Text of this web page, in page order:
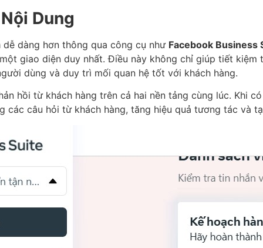
Dung
dàng hơn thông qua công cụ như Facebook Business
giao diện duy nhất. Điều này không chỉ giúp tiết
dùng và duy trì mối quan hệ tốt với khách hàng.
hồi từ khách hàng trên cả hai nền tảng cùng lúc. Khi
câu hỏi từ khách hàng, tăng hiệu quả tương tác và